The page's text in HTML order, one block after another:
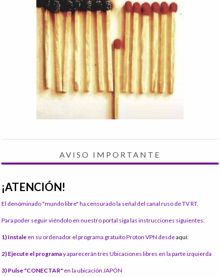
AVISO IMPORTANTE
¡ATENCIÓN!
El denominado "mundo libre" ha censurado la señal del canal ruso de TV RT.
Para poder seguir viéndolo en nuestro portal siga las instrucciones siguientes:
1) Instale en su ordenador el programa gratuito Proton VPN desdeaquí:
2) Ejecute el programay aparecerán tres Ubicaciones libres en la parte izquierda
3) Pulse "CONECTAR" en la ubicación JAPÓN